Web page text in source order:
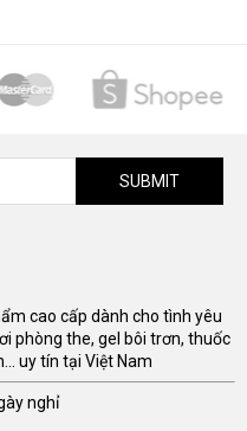
SUBMIT
cao cấp dành cho tình yêu
phòng the, gel bôi trơn, thuốc
uy tín tại Việt Nam
nghỉ